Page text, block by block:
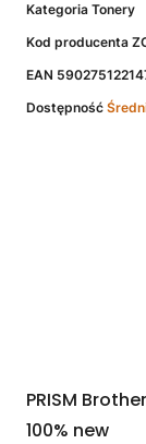
Kategoria Tonery
Kod producenta
EAN
Dostępność
PRISM
100% new